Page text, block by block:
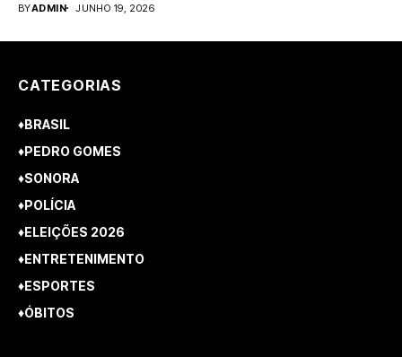
BYADMIN JUNHO 19, 2026
CATEGORIAS
♦BRASIL
♦PEDRO GOMES
♦SONORA
♦POLÍCIA
♦ELEIÇÕES 2026
♦ENTRETENIMENTO
♦ESPORTES
♦ÓBITOS